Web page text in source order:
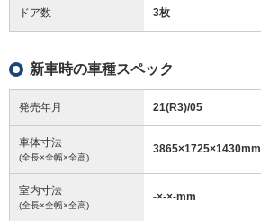
ドア数 3枚
新車時の車種スペック
発売年月 21(R3)/05
車体寸法
(全長×全幅×全高)
3865×1725×1430mm
室内寸法
(全長×全幅×全高)
-×-×-mm